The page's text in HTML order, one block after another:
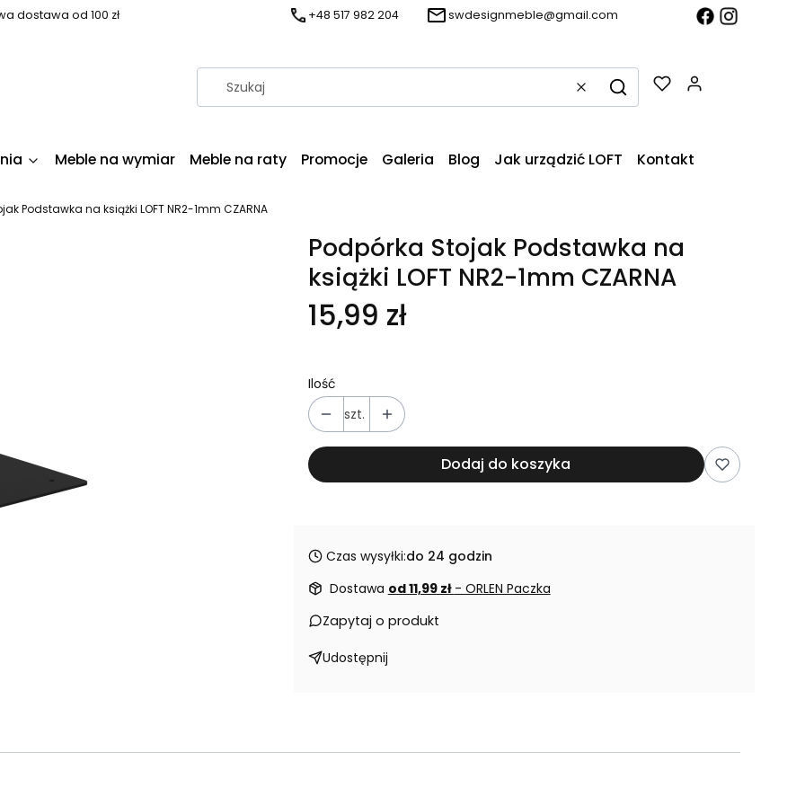
dostawa od 100 zł +48 517 982 204 swdesignmeble@gmail.com
WyczyśćSzukaj
Meble na wymiar Meble na raty Promocje Galeria Blog Jak urządzić LOFT Kontakt
Podstawka na książki LOFT NR2-1mm CZARNA
Podpórka Stojak Podstawka na
książki LOFT NR2-1mm CZARNA
15,99 zł
Ilość
szt.
Dodaj do koszyka
Czas wysyłki:do 24 godzin
Dostawa od 11,99 zł - ORLEN Paczka
Zapytaj o produkt
Udostępnij